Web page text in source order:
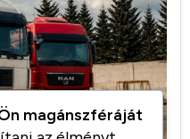
magánszféráját